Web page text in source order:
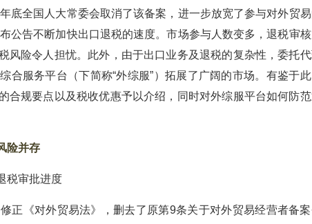
底全国人大常委会取消了该备案，进一步放宽了参与对外贸
公告不断加快出口退税的速度。市场参与人数变多，退税审
风险令人担忧。此外，由于出口业务及退税的复杂性，委托
服务平台（下简称“外综服”）拓展了广阔的市场。有鉴于此
合规要点以及税收优惠予以介绍，同时对外综服平台如何防范
险并存
税审批进度
《对外贸易法》，删去了原第9条关于对外贸易经营者备